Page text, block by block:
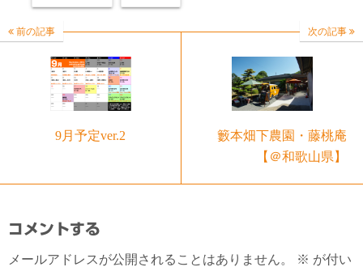
前の記事
9月予定ver.2
次の記事
籔本畑下農園・藤桃庵
【＠和歌山県】
コメントする
メールアドレスが公開されることはありません。 ※ が付い